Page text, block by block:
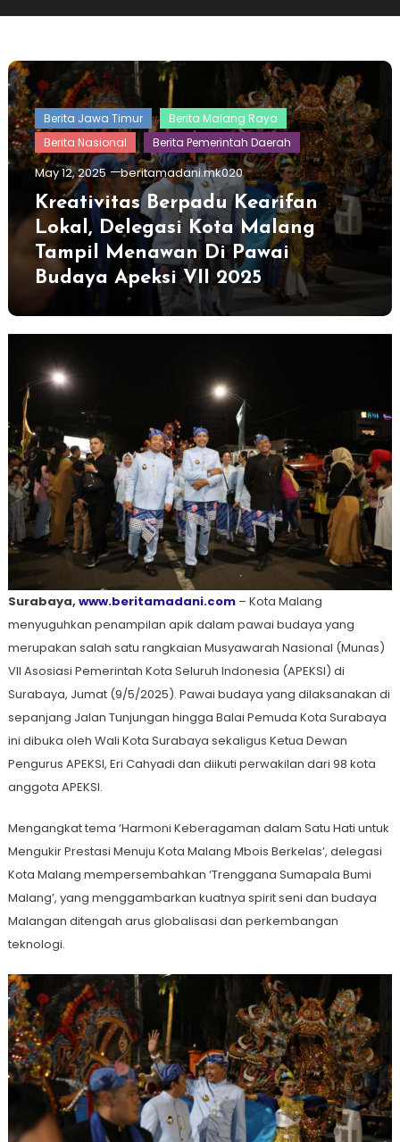
Berita Jawa Timur
Berita Malang Raya
Berita Nasional
Berita Pemerintah Daerah
May 12, 2025 beritamadani.mk020
Kreativitas Berpadu Kearifan
Lokal, Delegasi Kota Malang
Tampil Menawan Di Pawai
Budaya Apeksi VII 2025
Surabaya, www.beritamadani.com – Kota Malang
menyuguhkan penampilan apik dalam pawai budaya yang
merupakan salah satu rangkaian Musyawarah Nasional (Munas)
VII Asosiasi Pemerintah Kota Seluruh Indonesia (APEKSI) di
Surabaya, Jumat (9/5/2025). Pawai budaya yang dilaksanakan di
sepanjang Jalan Tunjungan hingga Balai Pemuda Kota Surabaya
ini dibuka oleh Wali Kota Surabaya sekaligus Ketua Dewan
Pengurus APEKSI, Eri Cahyadi dan diikuti perwakilan dari 98 kota
anggota APEKSI.
Mengangkat tema ‘Harmoni Keberagaman dalam Satu Hati untuk
Mengukir Prestasi Menuju Kota Malang Mbois Berkelas’, delegasi
Kota Malang mempersembahkan ‘Trenggana Sumapala Bumi
Malang’, yang menggambarkan kuatnya spirit seni dan budaya
Malangan ditengah arus globalisasi dan perkembangan
teknologi.